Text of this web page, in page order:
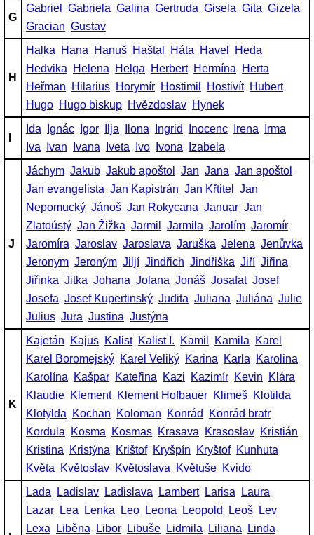
G
Gabriel Gabriela Galina Gertruda Gisela Gita Gizela
Gracian Gustav
H
Halka Hana Hanuš Haštal Háta Havel
Heda
Hedvika
Helena Helga Herbert Hermína
Herta
Heřman
Hilarius Horymír Hostimil Hostivít Hubert
Hugo Hugo biskup Hvězdoslav Hynek
Ida Ignác Igor Ilja Ilona Ingrid Inocenc Irena
Irma
Iva
Ivan Ivana Iveta Ivo Ivona Izabela
J
Jáchym Jakub Jakub apoštol Jan Jana Jan apoštol
Jan evangelista Jan Kapistrán Jan Křtitel
Jan
Nepomucký Jánoš Jan Rokycana Januar Jan
Zlatoústý Jan Žižka Jarmil Jarmila Jarolím Jaromír
Jaromíra Jaroslav Jaroslava Jaruška Jelena Jenůvka
Jeronym Jeroným Jiljí Jindřich Jindřiška Jiří Jiřina
Jiřinka Jitka Johana Jolana Jonáš Josafat Josef
Josefa Josef Kupertinský Judita Juliana Juliána Julie
Julius Jura Justina Justýna
K
Kajetán Kajus Kalist Kalist I. Kamil Kamila
Karel
Karel Boromejský Karel Veliký Karina Karla
Karolina
Karolína
Kašpar Kateřina Kazi Kazimír Kevin
Klára
Klaudie Klement Klement Hofbauer Klimeš Klotilda
Klotylda
Kochan Koloman Konrád
Konrád bratr
Kordula
Kosma Kosmas Krasava Krasoslav Kristián
Kristina
Kristýna Krištof Kryšpín Kryštof Kunhuta
Květa
Květoslav Květoslava Květuše Kvido
Lada Ladislav Ladislava Lambert Larisa
Laura
Lazar
Lea Lenka Leo Leona Leopold Leoš
Lev
Lexa
Liběna Libor Libuše Lidmila Liliana Linda